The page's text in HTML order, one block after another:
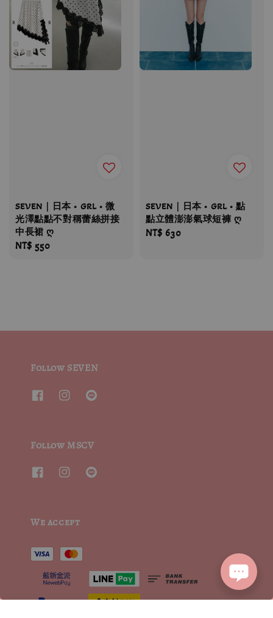
SEVEN｜日本 • GRL • 微
光澤點點不對稱蕾絲拼接
中長裙 ღ
Regular
NT$ 550
SEVEN｜日本 • GRL • 點
點立體澎澎氣球短褲 ღ
Regular
NT$ 630
Follow SEVEN
Follow MSCV
We accept